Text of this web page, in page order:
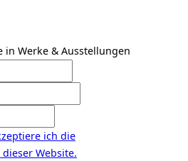
in Werke & Ausstellungen
ich die
Website.